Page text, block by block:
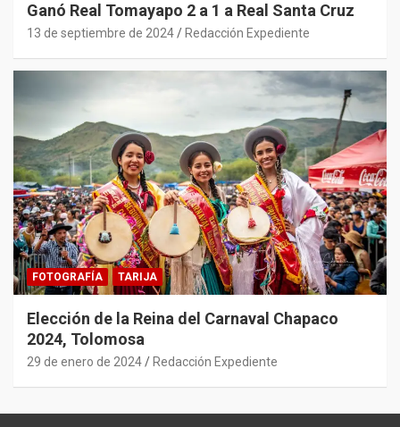
Ganó Real Tomayapo 2 a 1 a Real Santa Cruz
13 de septiembre de 2024 Redacción Expediente
FOTOGRAFÍA TARIJA
Elección de la Reina del Carnaval Chapaco
2024, Tolomosa
29 de enero de 2024 Redacción Expediente